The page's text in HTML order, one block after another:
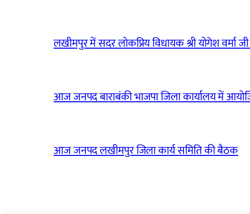
लखीमपुर में सदर लोकप्रिय विधायक श्री योगेश वर्मा
आज जनपद बाराबंकी भाजपा जिला कार्यालय में
आज जनपद लखीमपुर जिला कार्य समिति की बैठक